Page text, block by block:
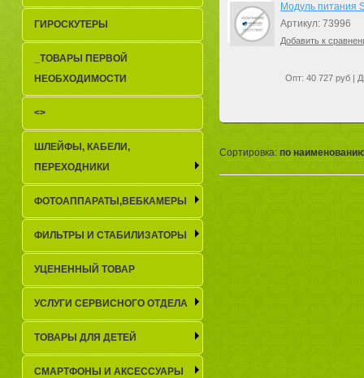
Модуль питания
Артикул: 73996
Добавить к
Опт: 40 727 руб |
Сортировка: по
ГИРОСКУТЕРЫ
_TОВАРЫ ПЕРВОЙ
НЕОБХОДИМОСТИ
<>
ШЛЕЙФЫ, КАБЕЛИ,
ПЕРЕХОДНИКИ
ФОТОАППАРАТЫ,ВЕБКАМЕРЫ
ФИЛЬТРЫ И СТАБИЛИЗАТОРЫ
УЦЕНЕННЫЙ ТОВАР
УСЛУГИ СЕРВИСНОГО ОТДЕЛА
ТОВАРЫ ДЛЯ ДЕТЕЙ
СМАРТФОНЫ И АКСЕССУАРЫ